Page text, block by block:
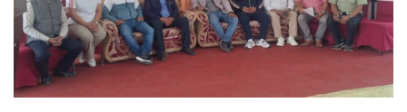
हलमा छैन ‘गौँथली’को टिकट